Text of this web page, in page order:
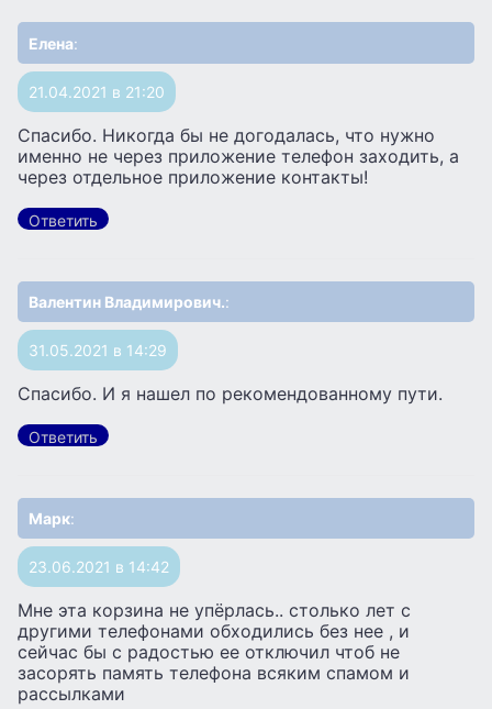
Елена:
21.04.2021 в 21:20
Спасибо. Никогда бы не догодалась, что нужно
именно не через приложение телефон заходить, а
через отдельное приложение контакты!
Ответить
Валентин Владимирович.:
31.05.2021 в 14:29
Спасибо. И я нашел по рекомендованному пути.
Ответить
Марк:
23.06.2021 в 14:42
Мне эта корзина не упёрлась.. столько лет с
другими телефонами обходились без нее , и
сейчас бы с радостью ее отключил чтоб не
засорять память телефона всяким спамом и
рассылками